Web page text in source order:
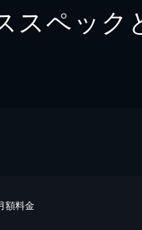
スペック
額料金